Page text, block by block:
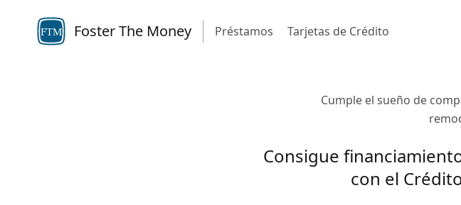
FTM Foster The Money Préstamos Tarjetas de Crédito
Cumple el sueño de
Consigue
con el